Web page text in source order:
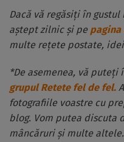
Dacă vă regăsiți în
aștept zilnic și pe pagina
multe rețete postate,
*De asemenea, vă puteți
grupul Retete fel de fel.
fotografiile voastre cu
blog. Vom putea discuta
mâncăruri și multe altele.